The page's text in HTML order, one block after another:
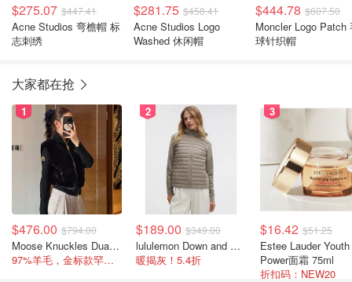
$275.07 $447.41
Acne Studios 弯檐帽 标
志刺绣
$281.75 $458.41
Acne Studios Logo
Washed 休闲帽
$444.78 $607.50
Moncler Logo Patch
球针织帽
大家都在抢
1
$476.00 $794.00
Moose Knuckles Dua Bunny 羊毛混纺针织夹克
97%羊毛，金标款罕见打折
2
$189.00 $349.00
lululemon Down and Around 羽绒夹克
暖揭灰！5.4折
3
$16.42 $51.25
Estee Lauder Youth
Power面霜 75ml
折扣码：NEW20